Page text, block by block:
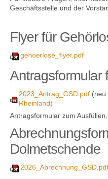
Geschäfts­stelle und der
Flyer für
gehoerlose_flyer.pdf
Antragsformular
2023_Antrag_GSD.pdf (neu:
Rheinland)
Antragsformular zum
Dolmetschende
2026_Abrechnung_GSD.pdf